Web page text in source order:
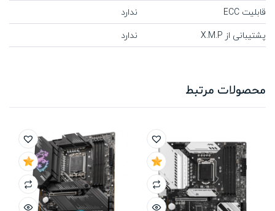
قابلیت ECC
ندارد
پشتیبانی از X.M.P
ندارد
محصولات مرتبط